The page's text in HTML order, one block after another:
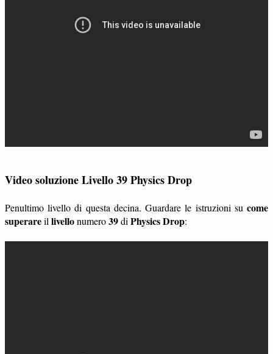
Video soluzione Livello 39 Physics Drop
Penultimo livello di questa decina. Guardare le istruzioni su come
superareil livellonumero39di Physics Drop: